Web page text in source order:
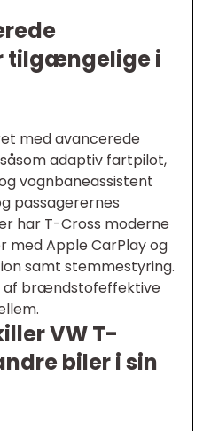
tilgængelige i
med avancerede
adaptiv fartpilot,
vognbaneassistent
passagerernes
har T-Cross moderne
Apple CarPlay og
samt stemmestyring.
af brændstofeffektive
VW T-
biler i sin